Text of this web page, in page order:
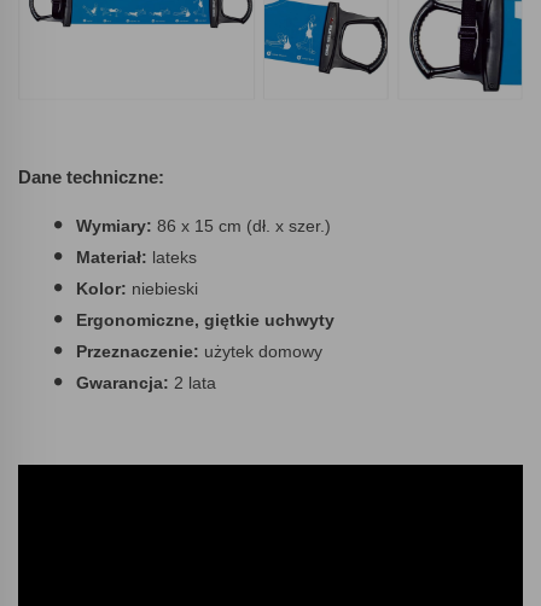
Dane techniczne:
Wymiary: 86 x 15 cm (dł. x szer.)
Materiał: lateks
Kolor: niebieski
Ergonomiczne, giętkie uchwyty
Przeznaczenie: użytek domowy
Gwarancja: 2 lata